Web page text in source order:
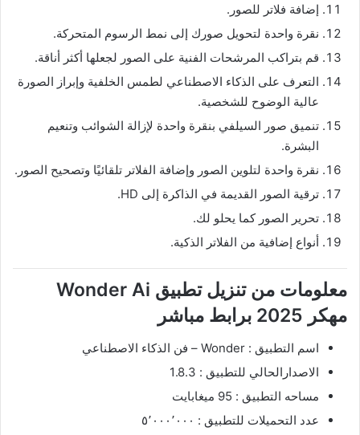
إضافة فلاتر للصور.
نقرة واحدة لتحويل صورك إلى نمط الرسوم المتحركة.
قم بتراكب المرشحات الفنية على الصور لجعلها أكثر أناقة.
التعرف على الذكاء الاصطناعي لطمس الخلفية وإبراز الصورة
عالية الوضوح للشخصية.
تنميق صور السيلفي بنقرة واحدة لإزالة الشوائب وتنعيم
البشرة.
نقرة واحدة لتلوين الصور وإضافة الفلاتر تلقائيًا وتصحيح الصور.
ترقية الصور القديمة في الذاكرة إلى HD.
تحرير الصور كما يحلو لك.
أنواع إضافية من الفلاتر الذكية.
معلومات من تنزيل تطبيق Wonder Ai
مهكر 2025 برابط مباشر
اسم التطبيق : Wonder – فن الذكاء الاصطناعي
الاصدارالحالي للتطبيق : 1.8.3
مساحه التطبيق : 95 ميغابايت
عدد التحميلات للتطبيق : ٥٬٠٠٠٬٠٠٠